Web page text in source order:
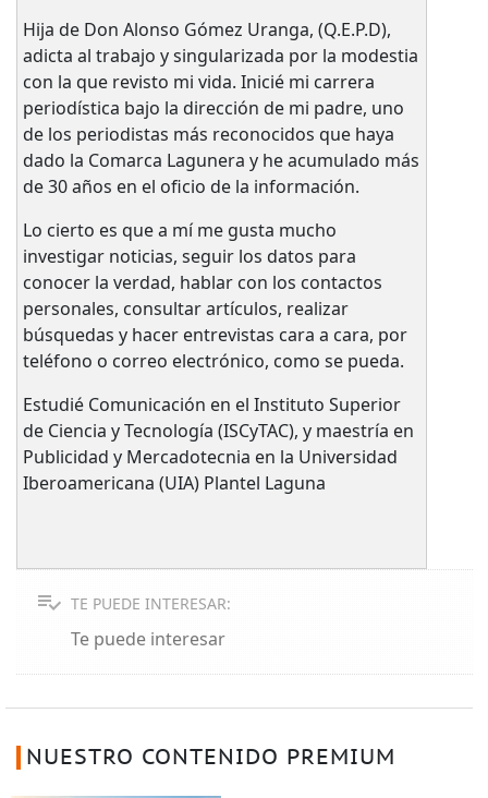
Hija de Don Alonso Gómez Uranga, (Q.E.P.D),
adicta al trabajo y singularizada por la modestia
con la que revisto mi vida. Inicié mi carrera
periodística bajo la dirección de mi padre, uno
de los periodistas más reconocidos que haya
dado la Comarca Lagunera y he acumulado más
de 30 años en el oficio de la información.
Lo cierto es que a mí me gusta mucho
investigar noticias, seguir los datos para
conocer la verdad, hablar con los contactos
personales, consultar artículos, realizar
búsquedas y hacer entrevistas cara a cara, por
teléfono o correo electrónico, como se pueda.
Estudié Comunicación en el Instituto Superior
de Ciencia y Tecnología (ISCyTAC), y maestría en
Publicidad y Mercadotecnia en la Universidad
Iberoamericana (UIA) Plantel Laguna
TE PUEDE INTERESAR:
Te puede interesar
NUESTRO CONTENIDO PREMIUM